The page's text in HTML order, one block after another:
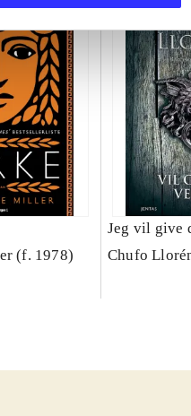
(f. 1978)
Jeg vil give
Chufo